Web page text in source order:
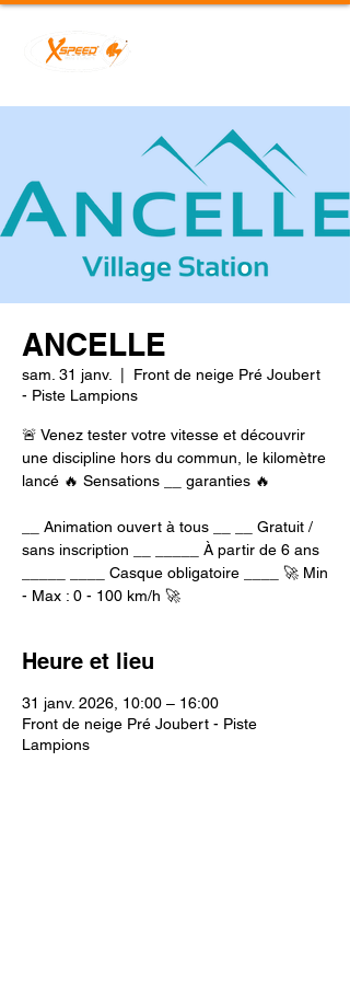
ANCELLE
sam. 31 janv.
Front de neige Pré Joubert
- Piste Lampions
🚨 Venez tester votre vitesse et découvrir
une discipline hors du commun, le kilomètre
lancé 🔥 Sensations __ garanties 🔥
__ Animation ouvert à tous __ __ Gratuit /
sans inscription __ _____ À partir de 6 ans
_____ ____ Casque obligatoire ____ 🚀 Min
- Max : 0 - 100 km/h 🚀
Heure et lieu
31 janv. 2026, 10:00 – 16:00
Front de neige Pré Joubert - Piste
Lampions